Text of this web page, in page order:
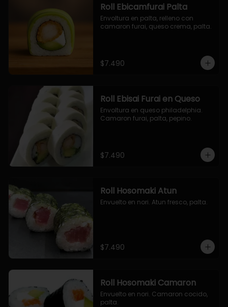
Roll Ebicamfurai Palta
Envoltura en palta, relleno con
camaron furai, queso crema, palta.
$7.490
Roll Ebisai Furai en Queso
Envoltura en queso philadelphia.
Camaron furai, palta, pepino.
$7.490
Roll Hosomaki Atun
Envuelto en nori. Atun fresco, palta.
$7.490
Roll Hosomaki Camaron
Envuelto en nori. Camaron cocido,
palta.